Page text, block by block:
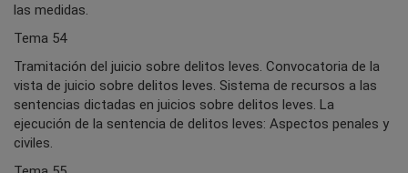
las medidas.
Tema 54
Tramitación del juicio sobre delitos leves. Convocatoria de la
vista de juicio sobre delitos leves. Sistema de recursos a las
sentencias dictadas en juicios sobre delitos leves. La
ejecución de la sentencia de delitos leves: Aspectos penales y
civiles.